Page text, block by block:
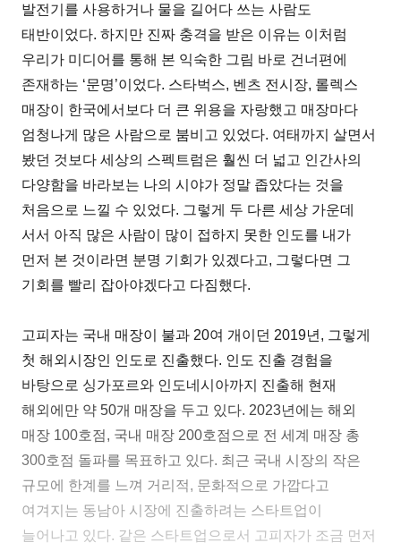
발전기를 사용하거나 물을 길어다 쓰는 사람도
태반이었다. 하지만 진짜 충격을 받은 이유는 이처럼
우리가 미디어를 통해 본 익숙한 그림 바로 건너편에
존재하는 ‘문명’이었다. 스타벅스, 벤츠 전시장, 롤렉스
매장이 한국에서보다 더 큰 위용을 자랑했고 매장마다
엄청나게 많은 사람으로 붐비고 있었다. 여태까지 살면서
봤던 것보다 세상의 스펙트럼은 훨씬 더 넓고 인간사의
다양함을 바라보는 나의 시야가 정말 좁았다는 것을
처음으로 느낄 수 있었다. 그렇게 두 다른 세상 가운데
서서 아직 많은 사람이 많이 접하지 못한 인도를 내가
먼저 본 것이라면 분명 기회가 있겠다고, 그렇다면 그
기회를 빨리 잡아야겠다고 다짐했다.
고피자는 국내 매장이 불과 20여 개이던 2019년, 그렇게
첫 해외시장인 인도로 진출했다. 인도 진출 경험을
바탕으로 싱가포르와 인도네시아까지 진출해 현재
해외에만 약 50개 매장을 두고 있다. 2023년에는 해외
매장 100호점, 국내 매장 200호점으로 전 세계 매장 총
300호점 돌파를 목표하고 있다. 최근 국내 시장의 작은
규모에 한계를 느껴 거리적, 문화적으로 가깝다고
여겨지는 동남아 시장에 진출하려는 스타트업이
늘어나고 있다. 같은 스타트업으로서 고피자가 조금 먼저